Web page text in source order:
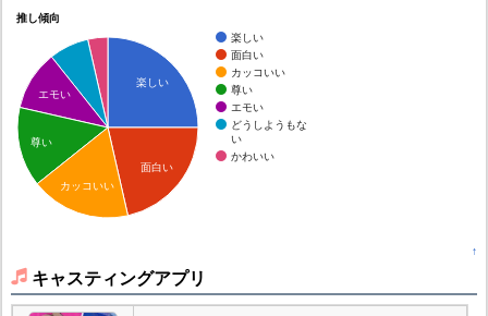
推し傾向
楽しい
面白い
カッコいい
尊い
エモい
どうしようもな
い
かわいい
楽しい
面白い
エモい
尊い
カッコいい
↑
キャスティングアプリ